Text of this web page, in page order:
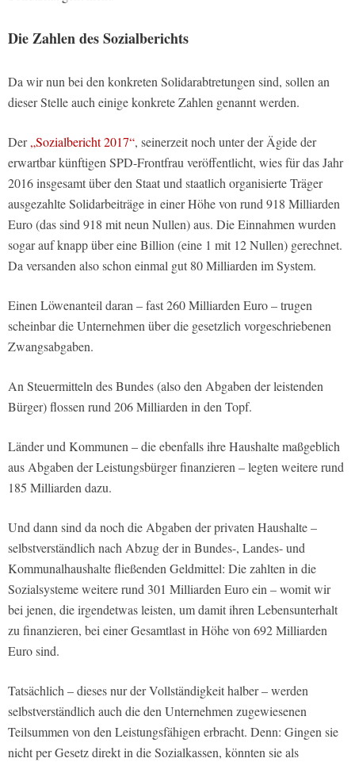
Die Zahlen des Sozialberichts
Da wir nun bei den konkreten Solidarabtretungen sind, sollen an
dieser Stelle auch einige konkrete Zahlen genannt werden.
Der„Sozialbericht 2017“, seinerzeit noch unter der Ägide der
erwartbar künftigen SPD-Frontfrau veröffentlicht, wies für das Jahr
2016 insgesamt über den Staat und staatlich organisierte Träger
ausgezahlte Solidarbeiträge in einer Höhe von rund 918 Milliarden
Euro (das sind 918 mit neun Nullen) aus. Die Einnahmen wurden
sogar auf knapp über eine Billion (eine 1 mit 12 Nullen) gerechnet.
Da versanden also schon einmal gut 80 Milliarden im System.
Einen Löwenanteil daran – fast 260 Milliarden Euro – trugen
scheinbar die Unternehmen über die gesetzlich vorgeschriebenen
Zwangsabgaben.
An Steuermitteln des Bundes (also den Abgaben der leistenden
Bürger) flossen rund 206 Milliarden in den Topf.
Länder und Kommunen – die ebenfalls ihre Haushalte maßgeblich
aus Abgaben der Leistungsbürger finanzieren – legten weitere rund
185 Milliarden dazu.
Und dann sind da noch die Abgaben der privaten Haushalte –
selbstverständlich nach Abzug der in Bundes-, Landes- und
Kommunalhaushalte fließenden Geldmittel: Die zahlten in die
Sozialsysteme weitere rund 301 Milliarden Euro ein – womit wir
bei jenen, die irgendetwas leisten, um damit ihren Lebensunterhalt
zu finanzieren, bei einer Gesamtlast in Höhe von 692 Milliarden
Euro sind.
Tatsächlich – dieses nur der Vollständigkeit halber – werden
selbstverständlich auch die den Unternehmen zugewiesenen
Teilsummen von den Leistungsfähigen erbracht. Denn: Gingen sie
nicht per Gesetz direkt in die Sozialkassen, könnten sie als